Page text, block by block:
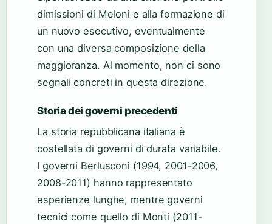
dimissioni di Meloni e alla formazione di
un nuovo esecutivo, eventualmente
con una diversa composizione della
maggioranza. Al momento, non ci sono
segnali concreti in questa direzione.
Storia dei governi precedenti
La storia repubblicana italiana è
costellata di governi di durata variabile.
I governi Berlusconi (1994, 2001-2006,
2008-2011) hanno rappresentato
esperienze lunghe, mentre governi
tecnici come quello di Monti (2011-